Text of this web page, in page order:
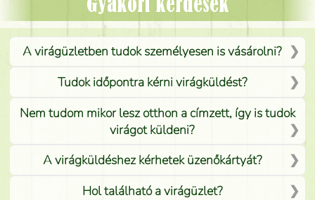
Gyakori kérdések
A virágüzletben tudok személyesen is vásárolni?
Tudok időpontra kérni virágküldést?
Nem tudom mikor lesz otthon a címzett, így is tudok
virágot küldeni?
A virágküldéshez kérhetek üzenőkártyát?
Hol található a virágüzlet?